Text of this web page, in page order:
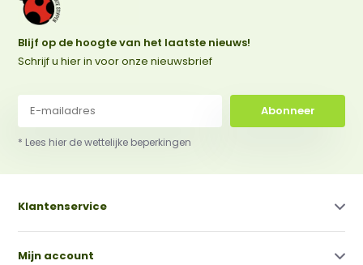
Blijf op de hoogte van het laatste nieuws!
Schrijf u hier in voor onze nieuwsbrief
Abonneer
* Lees hier de wettelijke beperkingen
Klantenservice
Mijn account